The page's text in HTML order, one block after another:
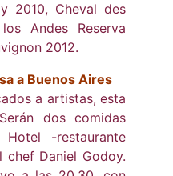
2010, Cheval des
Andes Reserva
2012.
a Buenos Aires
a artistas, esta
dos comidas
-restaurante
Daniel Godoy.